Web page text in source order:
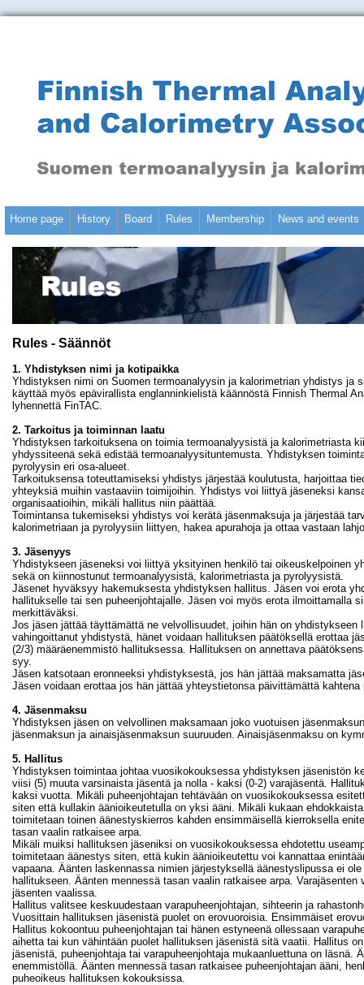
Home page History Board Rules Membership News and events
Rules - Säännöt
1. Yhdistyksen nimi ja kotipaikka
Yhdistyksen nimi on Suomen termoanalyysin ja kalorimetrian yhdistys ja
käyttää myös epävirallista englanninkielistä käännöstä Finnish Thermal
lyhennettä FinTAC.
2. Tarkoitus ja toiminnan laatu
Yhdistyksen tarkoituksena on toimia termoanalyysistä ja kalorimetriasta
yhdyssiteenä sekä edistää termoanalyysituntemusta. Yhdistyksen
pyrolyysin eri osa-alueet.
Tarkoituksensa toteuttamiseksi yhdistys järjestää koulutusta, harjoittaa
yhteyksiä muihin vastaaviin toimijoihin. Yhdistys voi liittyä jäseneksi
organisaatioihin, mikäli hallitus niin päättää.
Toimintansa tukemiseksi yhdistys voi kerätä jäsenmaksuja ja järjestää
kalorimetriaan ja pyrolyysiin liittyen, hakea apurahoja ja ottaa vastaan
3. Jäsenyys
Yhdistykseen jäseneksi voi liittyä yksityinen henkilö tai oikeuskelpoinen
sekä on kiinnostunut termoanalyysistä, kalorimetriasta ja pyrolyysistä.
Jäsenet hyväksyy hakemuksesta yhdistyksen hallitus. Jäsen voi erota
hallitukselle tai sen puheenjohtajalle. Jäsen voi myös erota ilmoittamalla
merkittäväksi.
Jos jäsen jättää täyttämättä ne velvollisuudet, joihin hän on
vahingoittanut yhdistystä, hänet voidaan hallituksen päätöksellä erottaa
(2/3) määräenemmistö hallituksessa. Hallituksen on annettava
syy.
Jäsen katsotaan eronneeksi yhdistyksestä, jos hän jättää maksamatta
Jäsen voidaan erottaa jos hän jättää yhteystietonsa päivittämättä
4. Jäsenmaksu
Yhdistyksen jäsen on velvollinen maksamaan joko vuotuisen
jäsenmaksun ja ainaisjäsenmaksun suuruuden. Ainaisjäsenmaksu on
5. Hallitus
Yhdistyksen toimintaa johtaa vuosikokouksessa yhdistyksen jäsenistön
viisi (5) muuta varsinaista jäsentä ja nolla - kaksi (0-2) varajäsentä.
kaksi vuotta. Mikäli puheenjohtajan tehtävään on vuosikokouksessa
siten että kullakin äänioikeutetulla on yksi ääni. Mikäli kukaan
toimitetaan toinen äänestyskierros kahden ensimmäisellä kierroksella
tasan vaalin ratkaisee arpa.
Mikäli muiksi hallituksen jäseniksi on vuosikokouksessa ehdotettu
toimitetaan äänestys siten, että kukin äänioikeutettu voi kannattaa
vapaana. Äänten laskennassa nimien järjestyksellä äänestyslipussa ei
hallitukseen. Äänten mennessä tasan vaalin ratkaisee arpa.
jäsenten vaalissa.
Hallitus valitsee keskuudestaan varapuheenjohtajan, sihteerin ja
Vuosittain hallituksen jäsenistä puolet on erovuoroisia. Ensimmäiset
Hallitus kokoontuu puheenjohtajan tai hänen estyneenä ollessaan
aihetta tai kun vähintään puolet hallituksen jäsenistä sitä vaatii. Hallitus
jäsenistä, puheenjohtaja tai varapuheenjohtaja mukaanluettuna on läsnä.
enemmistöllä. Äänten mennessä tasan ratkaisee puheenjohtajan ääni,
puheoikeus hallituksen kokouksissa.